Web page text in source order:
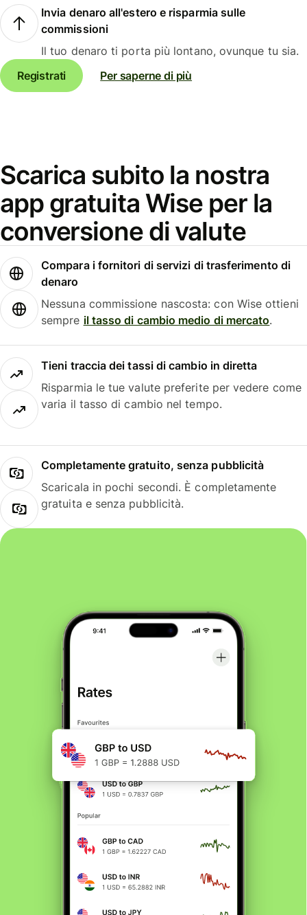
Invia denaro all'estero e risparmia sulle
commissioni
Il tuo denaro ti porta più lontano, ovunque tu sia.
Registrati
Per saperne di più
Scarica subito la nostra
app gratuita Wise per la
conversione di valute
Compara i fornitori di servizi di trasferimento di
denaro
Nessuna commissione nascosta: con Wise ottieni
sempre il tasso di cambio medio di mercato.
Tieni traccia dei tassi di cambio in diretta
Risparmia le tue valute preferite per vedere come
varia il tasso di cambio nel tempo.
Completamente gratuito, senza pubblicità
Scaricala in pochi secondi. È completamente
gratuita e senza pubblicità.